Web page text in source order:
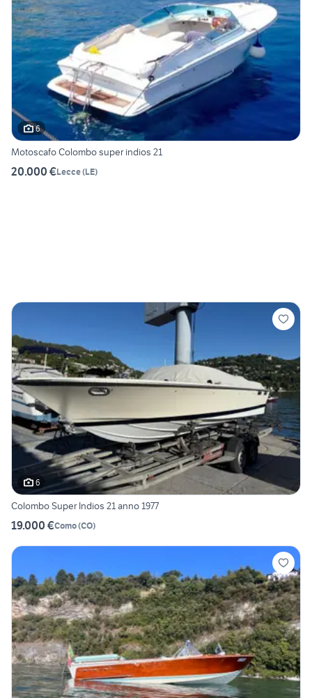
6
Motoscafo Colombo super indios 21
20.000 €Lecce(LE)
6
Colombo Super Indios 21 anno 1977
19.000 €Como(CO)